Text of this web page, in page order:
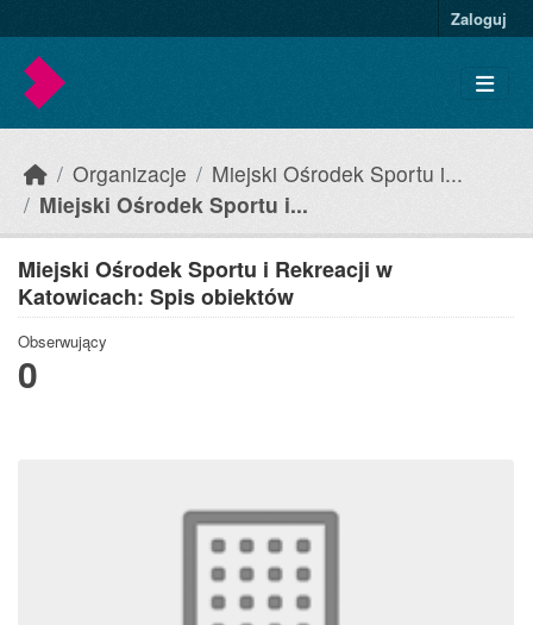
Zaloguj
Organizacje
Miejski Ośrodek Sportu i...
Miejski Ośrodek Sportu i...
Miejski Ośrodek Sportu i Rekreacji w
Katowicach: Spis obiektów
Obserwujący
0